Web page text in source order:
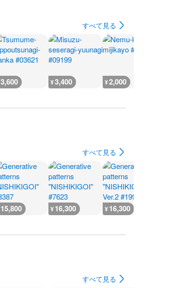
すべて見る
3,600 ¥3,400 ¥2,000
すべて見る
15,800 ¥16,300 ¥16,300
すべて見る